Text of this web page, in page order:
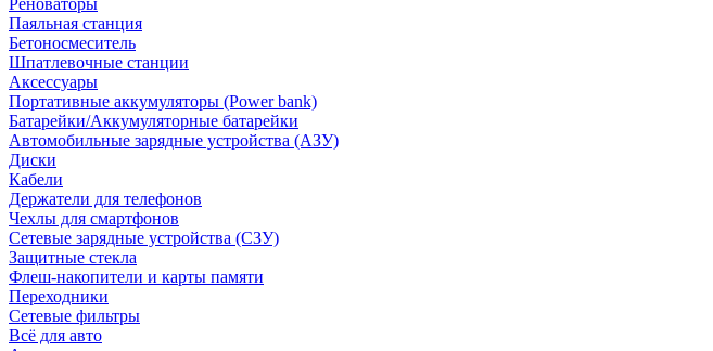
Реноваторы
Паяльная станция
Бетоносмеситель
Шпатлевочные станции
Аксессуары
Портативные аккумуляторы (Power bank)
Батарейки/Аккумуляторные батарейки
Автомобильные зарядные устройства (АЗУ)
Диски
Кабели
Держатели для телефонов
Чехлы для смартфонов
Сетевые зарядные устройства (СЗУ)
Защитные стекла
Флеш-накопители и карты памяти
Переходники
Сетевые фильтры
Всё для авто